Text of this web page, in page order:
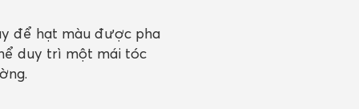
để hạt màu được pha
duy trì một mái tóc